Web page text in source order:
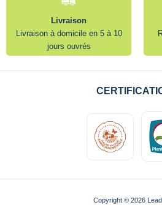
Livraison
Livraison à domicile en 5 à 10
jours ouvrés
Copyright © 2026